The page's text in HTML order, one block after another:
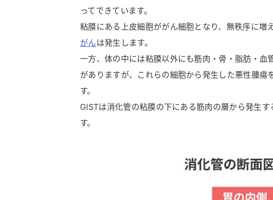
ってできています。
粘膜にある上皮細胞ががん細胞となり、無秩序に増
がんは発生します。
一方、体の中には粘膜以外にも筋肉・骨・脂肪・血
がありますが、これらの細胞から発生した悪性腫瘍
す。
GISTは消化管の粘膜の下にある筋肉の層から発生
す。